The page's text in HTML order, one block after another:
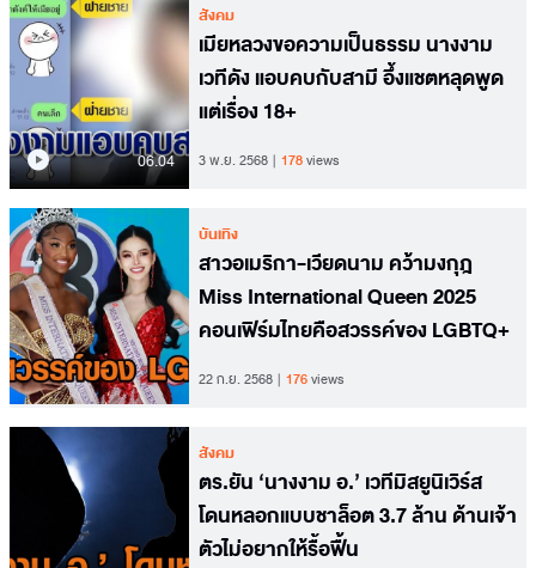
06.04
สังคม
เมียหลวงขอความเป็นธรรม นางงาม
เวทีดัง แอบคบกับสามี อึ้งแชตหลุดพูด
แต่เรื่อง 18+
3 พ.ย. 2568 178views
บันเทิง
สาวอเมริกา-เวียดนาม คว้ามงกุฎ
Miss International Queen 2025
คอนเฟิร์มไทยคือสวรรค์ของ LGBTQ+
22 ก.ย. 2568 176views
สังคม
ตร.ยัน ‘นางงาม อ.’ เวทีมิสยูนิเวิร์ส
โดนหลอกแบบชาล็อต 3.7 ล้าน ด้านเจ้า
ตัวไม่อยากให้รื้อฟื้น